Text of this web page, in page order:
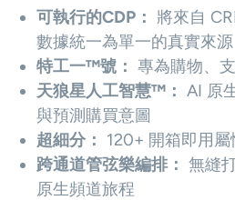
可執行的CDP： 將來自
數據統一為單一的真實來源
特工一™號： 專為購物、
天狼星人工智慧™： AI 原
與預測購買意圖
超細分： 120+ 開箱即用
跨通道管弦樂編排： 無縫
原生頻道旅程